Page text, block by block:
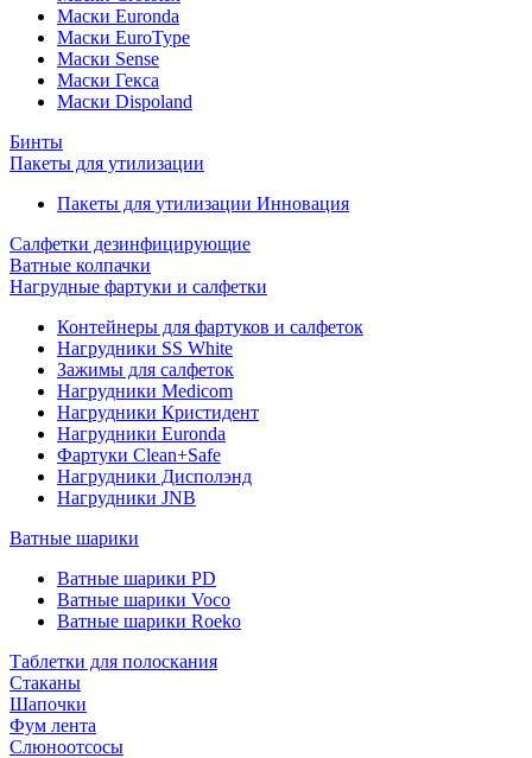
Маски Euronda
Маски EuroType
Маски Sense
Маски Гекса
Маски Dispoland
Бинты
Пакеты для утилизации
Пакеты для утилизации Инновация
Салфетки дезинфицирующие
Ватные колпачки
Нагрудные фартуки и салфетки
Контейнеры для фартуков и салфеток
Нагрудники SS White
Зажимы для салфеток
Нагрудники Medicom
Нагрудники Кристидент
Нагрудники Euronda
Фартуки Clean+Safe
Нагрудники Дисполэнд
Нагрудники JNB
Ватные шарики
Ватные шарики PD
Ватные шарики Voco
Ватные шарики Roeko
Таблетки для полоскания
Стаканы
Шапочки
Фум лента
Слюноотсосы